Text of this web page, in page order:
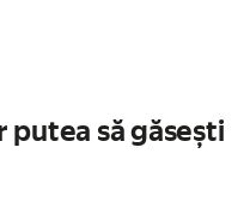
putea să găsești